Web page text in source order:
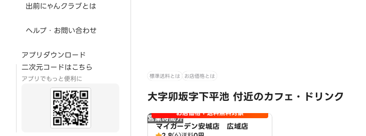
出前にゃんクラブとは
ヘルプ・お問い合わせ
アプリダウンロード
二次元コードはこちら
アプリでもっと便利に 標準送料とは お店価格とは
大字卯坂字下平池 付近のカフェ・ドリンク
営業時間外お店価格＋送料無料対象
マイガーデン安城店 広域店